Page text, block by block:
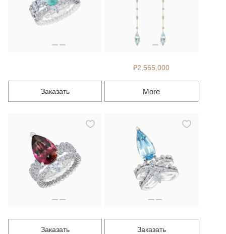
Заказать
₽2,565,000
More
Заказать Заказать